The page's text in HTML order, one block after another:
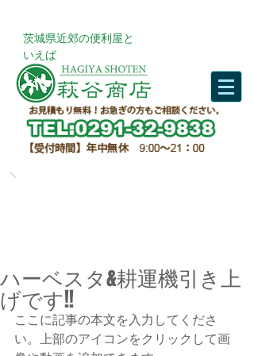
​茨城県近郊の便利屋と
いえば
ハーベスタ&耕運機引き上
げです!!
ここに記事の本文を入力してくださ
い。上部のアイコンをクリックして画